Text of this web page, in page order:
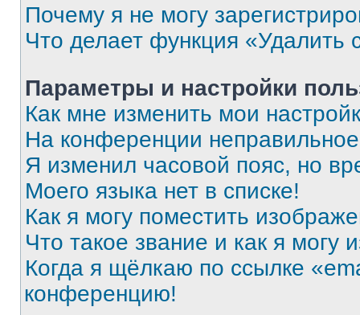
Почему я не могу
Что делает функция «Удалить
Параметры и настройки
Как мне изменить мои
На конференции
Я изменил часовой пояс, но
Моего языка нет в списке!
Как я могу поместить
Что такое звание и как я могу
Когда я щёлкаю по ссылке
конференцию!